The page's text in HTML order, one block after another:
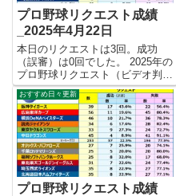
プロ野球リクエスト成績
_2025年4月22日
本日のリクエストは3回。成功
（誤審）は0回でした。 2025年の
プロ野球リクエスト（ビデオ判
定）成績を記録集計しています。
今シーズンのリクエスト成功率は
これで15.1%。リクエスト数53
回、成功8回、失敗45回となりま
した。 【リクエスト結...
おすすめ日々更新
プロ野球リクエスト成績